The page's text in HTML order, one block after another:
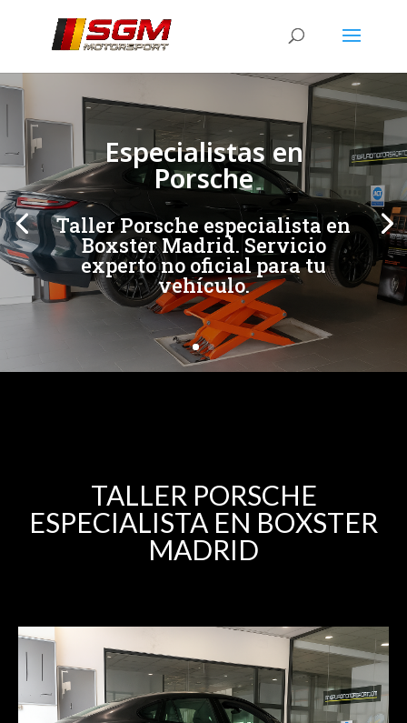
Especialistas en
Porsche
Taller Porsche especialista en
Boxster Madrid. Servicio
experto no oficial para tu
vehículo.
[/et_pb_slide]
TALLER PORSCHE
ESPECIALISTA EN BOXSTER
MADRID